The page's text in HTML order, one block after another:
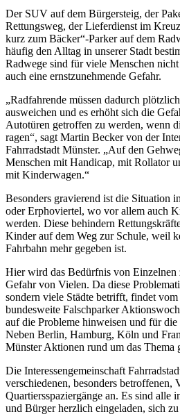
Der SUV auf dem Bürgersteig, der
Rettungsweg, der Lieferdienst im
kurz zum Bäcker“-Parker auf dem
häufig den Alltag in unserer Stadt
Radwege sind für viele Menschen
auch eine ernstzunehmende Gefahr.
„Radfahrende müssen dadurch
ausweichen und es erhöht sich die
Autotüren getroffen zu werden, wenn
ragen“, sagt Martin Becker von der
Fahrradstadt Münster. „Auf den
Men­schen mit Handicap, mit Rollator
mit Kinderwagen.“
Besonders gravierend ist die Situation
oder Erphoviertel, wo vor allem auch
werden. Diese behindern
Kinder auf dem Weg zur Schule, weil
Fahrbahn mehr gegeben ist.
Hier wird das Bedürfnis von Einzelnen
Gefahr von Vielen. Da diese
sondern viele Städte betrifft, findet
bundesweite Falsch­parker
auf die Probleme hinweisen und für
Neben Berlin, Hamburg, Köln und
Münster Aktionen rund um das Thema
Die Interessengemeinschaft
verschiedenen, besonders betroffenen,
Quartiersspaziergänge an. Es sind alle
und Bürger herz­lich eingeladen, sich